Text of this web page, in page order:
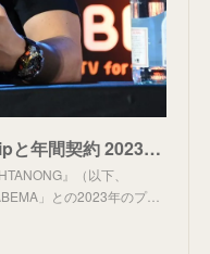
ABEMA、ONE Championshipと年間契約 2023年は年間60大会を超える生中継を決定 | 告知 | ABEMA TIMES
』（以下、
」との2023年のプ…